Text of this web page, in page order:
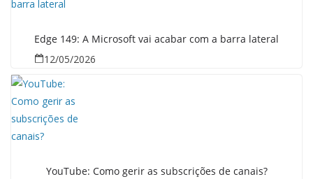
Edge 149: A Microsoft vai acabar com a barra lateral
12/05/2026
YouTube: Como gerir as subscrições de canais?